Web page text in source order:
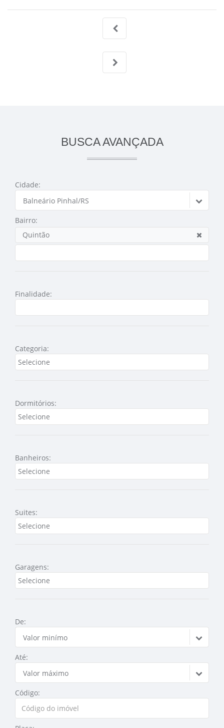
BUSCA AVANÇADA
Cidade:
Balneário Pinhal/RS
Bairro:
Quintão
Finalidade:
Categoria:
Dormitórios:
Banheiros:
Suites:
Garagens:
De:
Valor minímo
Até:
Valor máximo
Código: